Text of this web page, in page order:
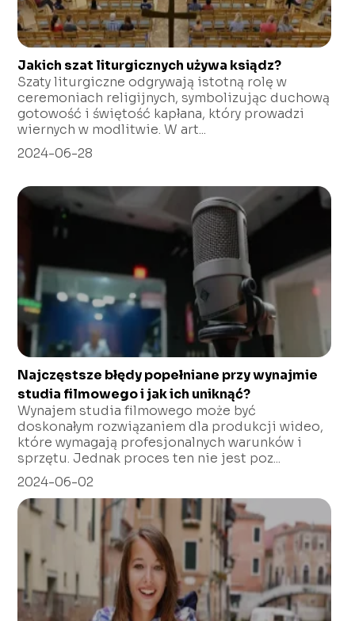
Jakich szat liturgicznych używa ksiądz?
Szaty liturgiczne odgrywają istotną rolę w
ceremoniach religijnych, symbolizując duchową
gotowość i świętość kapłana, który prowadzi
wiernych w modlitwie. W art...
2024-06-28
Najczęstsze błędy popełniane przy wynajmie
studia filmowego i jak ich uniknąć?
Wynajem studia filmowego może być
doskonałym rozwiązaniem dla produkcji wideo,
które wymagają profesjonalnych warunków i
sprzętu. Jednak proces ten nie jest poz...
2024-06-02